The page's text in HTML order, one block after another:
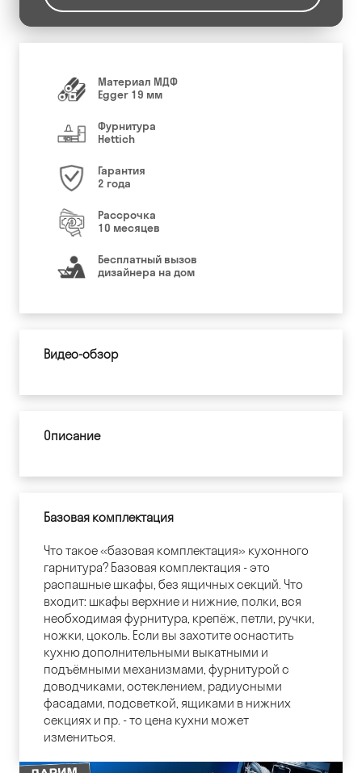
Материал МДФ
Egger 19 мм
Фурнитура
Hettich
Гарантия
2 года
Рассрочка
10 месяцев
Бесплатный вызов
дизайнера на дом
Видео-обзор
Описание
Базовая комплектация
Что такое «базовая комплектация» кухонного
гарнитура? Базовая комплектация - это
распашные шкафы, без ящичных секций. Что
входит: шкафы верхние и нижние, полки, вся
необходимая фурнитура, крепёж, петли, ручки,
ножки, цоколь. Если вы захотите оснастить
кухню дополнительными выкатными и
подъёмными механизмами, фурнитурой с
доводчиками, остеклением, радиусными
фасадами, подсветкой, ящиками в нижних
секциях и пр. - то цена кухни может
измениться.